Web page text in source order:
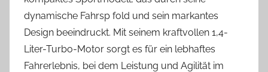
dynamische Fahrsp fold und sein markantes
Design beeindruckt. Mit seinem kraftvollen 1,4-
Liter-Turbo-Motor sorgt es für ein lebhaftes
Fahrerlebnis, bei dem Leistung und Agilität im